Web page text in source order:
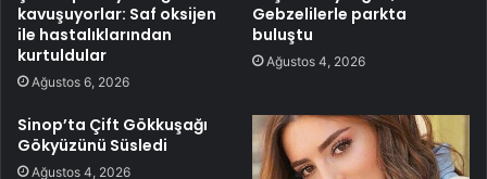
kavuşuyorlar: Saf oksijen
ile hastalıklarından
kurtuldular
Ağustos 6, 2026
Gebzelilerle parkta
buluştu
Ağustos 4, 2026
Sinop’ta Çift Gökkuşağı
Gökyüzünü Süsledi
Ağustos 4, 2026